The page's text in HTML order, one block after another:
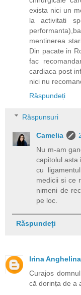
exista nici un
la activitati
mentinerea
Din pacate in
fac
cardiaca post
nici nu
Răspundeți
Răspunsuri
Camelia
Nu m-am
capitolul asta
cu
medicii si ce
nimeni de
pe loc.
Răspundeți
Irina Anghelina
Curajos
că dorința de a